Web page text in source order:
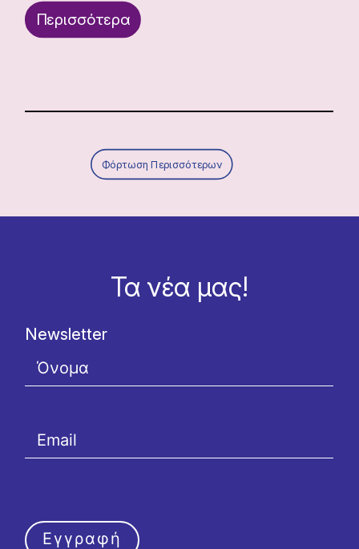
Περισσότερα
Φόρτωση Περισσότερων
Τα νέα μας!
Newsletter
Εγγραφή